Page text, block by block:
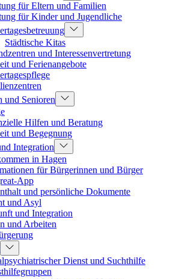
für Eltern und Familien
für Kinder und Jugendliche
Städtische Kitas
und Interessenvertretung
und Ferienangebote
und Senioren
Hilfen und Beratung
und Begegnung
Integration
in Hagen
für Bürgerinnen und Bürger
App
und persönliche Dokumente
und Asyl
und Integration
und Arbeiten
Dienst und Suchthilfe